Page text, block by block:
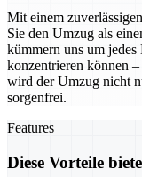
Mit einem
Sie den Umzug als
kümmern uns um
konzentrieren können
wird der Umzug nicht
sorgenfrei.
Features
Diese Vorteile